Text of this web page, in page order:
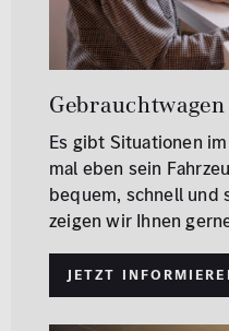
Es gibt Situationen
mal eben sein
bequem, schnell und
zeigen wir Ihnen
Jetzt